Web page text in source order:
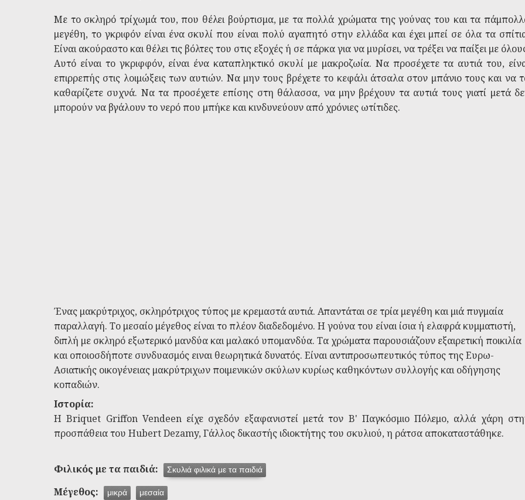
Με το σκληρό τρίχωμά του, που θέλει βούρτισμα, με τα πολλά χρώματα της γούνας του και τα
μεγέθη, το γκριφόν είναι ένα σκυλί που είναι πολύ αγαπητό στην ελλάδα και έχει μπεί σε όλα τα
Είναι ακούραστο και θέλει τις βόλτες του στις εξοχές ή σε πάρκα για να μυρίσει, να τρέξει να παίξει με
Αυτό είναι το γκριφφόν, είναι ένα καταπληκτικό σκυλί με μακροζωία. Να προσέχετε τα αυτιά του,
επιρρεπής στις λοιμώξεις των αυτιών. Να μην τους βρέχετε το κεφάλι άτσαλα στον μπάνιο τους και να
καθαρίζετε συχνά. Να τα προσέχετε επίσης στη θάλασσα, να μην βρέχουν τα αυτιά τους γιατί μετά
μπορούν να βγάλουν το νερό που μπήκε και κινδυνεύουν από χρόνιες ωτίτιδες.
Ένας μακρύτριχος, σκληρότριχος τύπος με κρεμαστά αυτιά. Απαντάται σε τρία μεγέθη και μιά πυγμαία
παραλλαγή. Το μεσαίο μέγεθος είναι το πλέον διαδεδομένο. Η γούνα του είναι ίσια ή ελαφρά κυμματιστή,
διπλή με σκληρό εξωτερικό μανδύα και μαλακό υπομανδύα. Τα χρώματα παρουσιάζουν εξαιρετική ποικιλία
και οποιοσδήποτε συνδυασμός ειναι θεωρητικά δυνατός. Είναι αντιπροσωπευτικός τύπος της Ευρω-
Ασιατικής οικογένειας μακρύτριχων ποιμενικών σκύλων κυρίως καθηκόντων συλλογής και οδήγησης
κοπαδιών.
Ιστορία:
Η Briquet Griffon Vendeen είχε σχεδόν εξαφανιστεί μετά τον Β' Παγκόσμιο Πόλεμο, αλλά χάρη
προσπάθεια του Hubert Dezamy, Γάλλος δικαστής ιδιοκτήτης του σκυλιού, η ράτσα αποκαταστάθηκε.
Φιλικός με τα παιδιά: Σκυλιά φιλικά με τα παιδιά
Μέγεθος: μικρά μεσαία